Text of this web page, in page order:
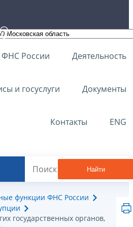
России Деятельность
и госуслуги Документы
Контакты ENG
Найти
функции ФНС России
государственных органов,